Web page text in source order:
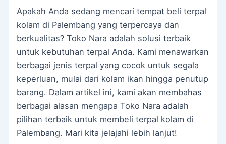
Apakah Anda sedang mencari tempat beli terpal
kolam di Palembang yang terpercaya dan
berkualitas? Toko Nara adalah solusi terbaik
untuk kebutuhan terpal Anda. Kami menawarkan
berbagai jenis terpal yang cocok untuk segala
keperluan, mulai dari kolam ikan hingga penutup
barang. Dalam artikel ini, kami akan membahas
berbagai alasan mengapa Toko Nara adalah
pilihan terbaik untuk membeli terpal kolam di
Palembang. Mari kita jelajahi lebih lanjut!